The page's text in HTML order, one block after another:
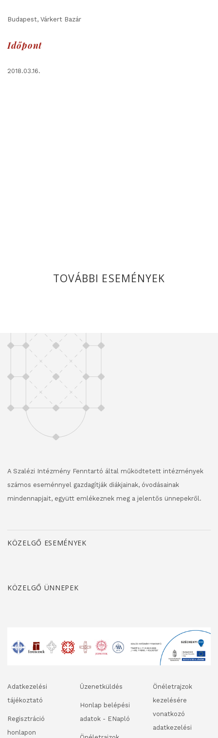
Budapest, Várkert Bazár
Időpont
2018.03.16.
TOVÁBBI ESEMÉNYEK
A Szalézi Intézmény Fenntartó által működtetett intézmények
számos eseménnyel gazdagítják diákjainak, óvodásainak
mindennapjait, együtt emlékeznek meg a jelentős ünnepekről.
KÖZELGŐ ESEMÉNYEK
KÖZELGŐ ÜNNEPEK
Adatkezelési
tájékoztató
Regisztráció
honlapon
Üzenetküldés
Honlap belépési
adatok - ENapló
Önéletrajzok
kezelésére
vonatkozó
adatkezelési